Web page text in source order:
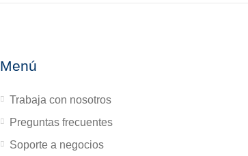
Menú
Trabaja con nosotros
Preguntas frecuentes
Soporte a negocios